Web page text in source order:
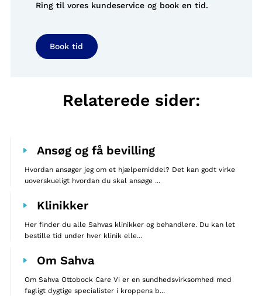
Ring til vores kundeservice og book en tid.
Book tid
Relaterede sider:
Ansøg og få bevilling
Hvordan ansøger jeg om et hjælpemiddel? Det kan godt virke
uoverskueligt hvordan du skal ansøge ...
Klinikker
Her finder du alle Sahvas klinikker og behandlere. Du kan let
bestille tid under hver klinik elle...
Om Sahva
Om Sahva Ottobock Care Vi er en sundhedsvirksomhed med
fagligt dygtige specialister i kroppens b...